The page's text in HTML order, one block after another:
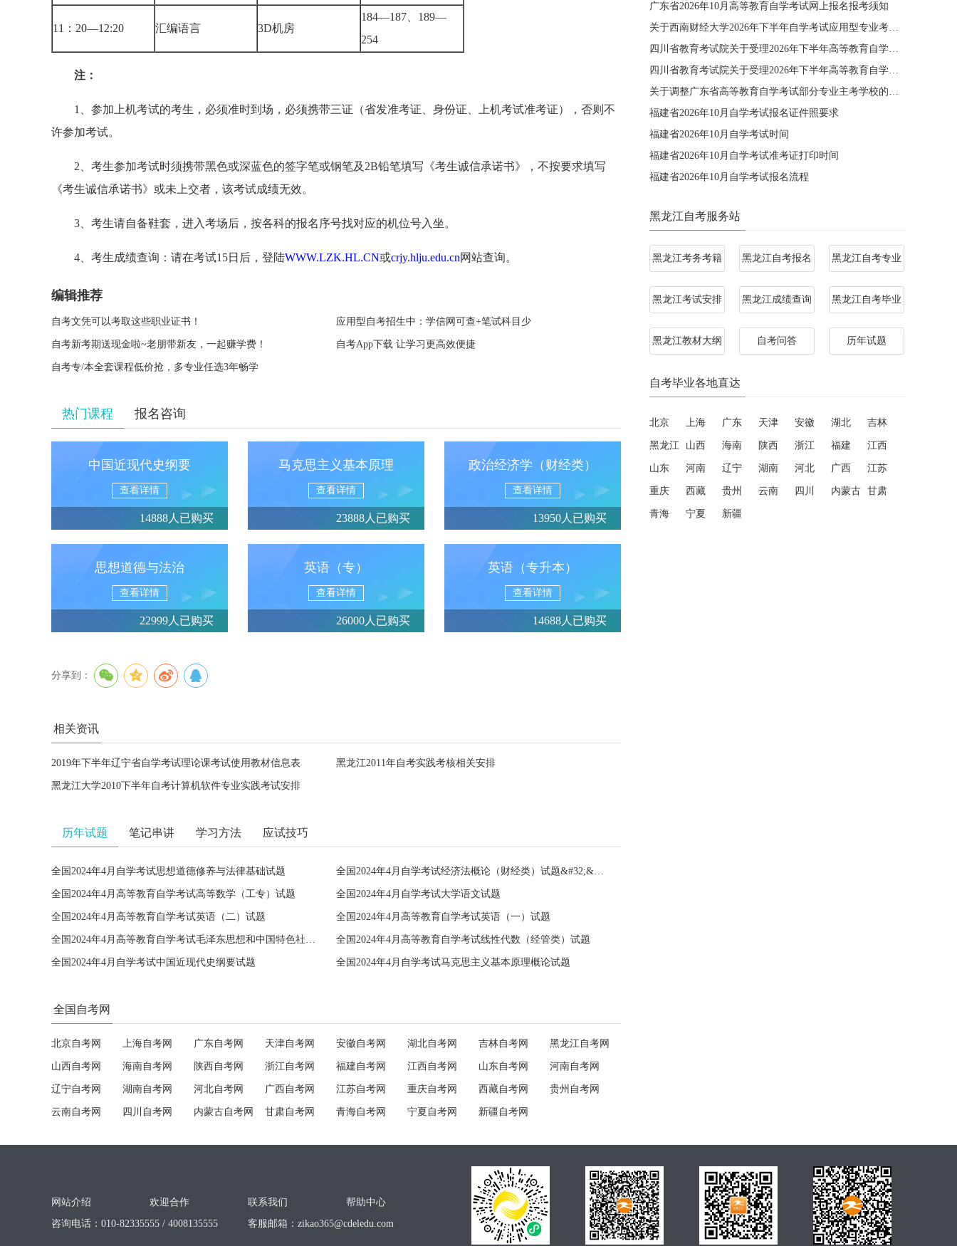
11：20—12:20 汇编语言 3D机房
184—187、189—
254
注：
1、参加上机考试的考生，必须准时到场，必须携带三证（省发准考证、身份证、上机考试准考证），否则不
许参加考试。
2、考生参加考试时须携带黑色或深蓝色的签字笔或钢笔及2B铅笔填写《考生诚信承诺书》，不按要求填写
《考生诚信承诺书》或未上交者，该考试成绩无效。
3、考生请自备鞋套，进入考场后，按各科的报名序号找对应的机位号入坐。
4、考生成绩查询：请在考试15日后，登陆WWW.LZK.HL.CN或crjy.hlju.edu.cn网站查询。
编辑推荐
自考文凭可以考取这些职业证书！ 应用型自考招生中：学信网可查+笔试科目少
自考新考期送现金啦~老朋带新友，一起赚学费！ 自考App下载 让学习更高效便捷
自考专/本全套课程低价抢，多专业任选3年畅学
热门课程 报名咨询
中国近现代史纲要
查看详情
14888人已购买
马克思主义基本原理
查看详情
23888人已购买
政治经济学（财经类）
查看详情
13950人已购买
思想道德与法治
查看详情
22999人已购买
英语（专）
查看详情
26000人已购买
英语（专升本）
查看详情
14688人已购买
分享到：
相关资讯
2019年下半年辽宁省自学考试理论课考试使用教材信息表 黑龙江2011年自考实践考核相关安排
黑龙江大学2010下半年自考计算机软件专业实践考试安排
历年试题 笔记串讲 学习方法 应试技巧
全国2024年4月自学考试思想道德修养与法律基础试题 全国2024年4月自学考试经济法概论（财经类）试题&#32;&#32;
全国2024年4月高等教育自学考试高等数学（工专）试题 全国2024年4月自学考试大学语文试题
全国2024年4月高等教育自学考试英语（二）试题 全国2024年4月高等教育自学考试英语（一）试题
全国2024年4月高等教育自学考试毛泽东思想和中国特色社会主义理论体系概论试题 全国2024年4月高等教育自学考试线性代数（经管类）试题
全国2024年4月自学考试中国近现代史纲要试题 全国2024年4月自学考试马克思主义基本原理概论试题
全国自考网
北京自考网 上海自考网 广东自考网 天津自考网 安徽自考网 湖北自考网 吉林自考网 黑龙江自考网
山西自考网 海南自考网 陕西自考网 浙江自考网 福建自考网 江西自考网 山东自考网 河南自考网
辽宁自考网 湖南自考网 河北自考网 广西自考网 江苏自考网 重庆自考网 西藏自考网 贵州自考网
云南自考网 四川自考网 内蒙古自考网 甘肃自考网 青海自考网 宁夏自考网 新疆自考网
广东省2026年10月高等教育自学考试网上报名报考须知
关于西南财经大学2026年下半年自学考试应用型专业考籍更改办理的通知
四川省教育考试院关于受理2026年下半年高等教育自学考试省际转考申请的通告
四川省教育考试院关于受理2026年下半年高等教育自学考试考籍更改申请的通告
关于调整广东省高等教育自学考试部分专业主考学校的通知
福建省2026年10月自学考试报名证件照要求
福建省2026年10月自学考试时间
福建省2026年10月自学考试准考证打印时间
福建省2026年10月自学考试报名流程
黑龙江自考服务站
黑龙江考务考籍 黑龙江自考报名 黑龙江自考专业
黑龙江考试安排 黑龙江成绩查询 黑龙江自考毕业
黑龙江教材大纲 自考问答 历年试题
自考毕业各地直达
北京 上海 广东 天津 安徽 湖北 吉林
黑龙江 山西 海南 陕西 浙江 福建 江西
山东 河南 辽宁 湖南 河北 广西 江苏
重庆 西藏 贵州 云南 四川 内蒙古 甘肃
青海 宁夏 新疆
网站介绍 欢迎合作 联系我们
帮助中心
咨询电话：010-82335555 / 4008135555
客服邮箱： zikao365@cdeledu.com